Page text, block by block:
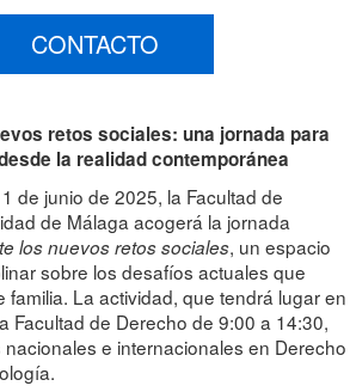
CONTACTO
retos sociales: una jornada para
la realidad contemporánea
de junio de 2025, la Facultad de
de Málaga acogerá la jornada
los nuevos retos sociales, un espacio
sobre los desafíos actuales que
familia. La actividad, que tendrá lugar en
Facultad de Derecho de 9:00 a 14:30,
e internacionales en Derecho